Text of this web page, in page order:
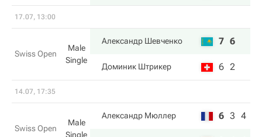
17.07, 13:00
Swiss Open
Male
Single
Александр Шевченко 7 6
Доминик Штрикер 6 2
14.07, 17:35
Swiss Open
Male
Single
Александр Мюллер 6 3 4